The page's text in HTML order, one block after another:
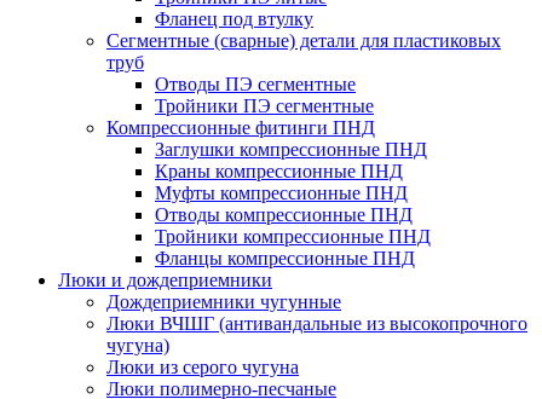
Фланец под втулку
Сегментные (сварные) детали для пластиковых
труб
Отводы ПЭ сегментные
Тройники ПЭ сегментные
Компрессионные фитинги ПНД
Заглушки компрессионные ПНД
Краны компрессионные ПНД
Муфты компрессионные ПНД
Отводы компрессионные ПНД
Тройники компрессионные ПНД
Фланцы компрессионные ПНД
Люки и дождеприемники
Дождеприемники чугунные
Люки ВЧШГ (антивандальные из высокопрочного
чугуна)
Люки из серого чугуна
Люки полимерно-песчаные